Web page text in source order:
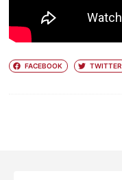
FACEBOOK TWITTER